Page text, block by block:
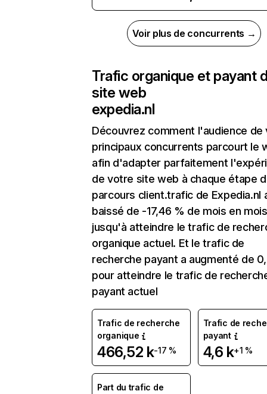
Voir plus de concurrents →
Trafic organique et payant
site web
expedia.nl
Découvrez comment l'audience de
principaux concurrents parcourt le
afin d'adapter parfaitement
de votre site web à chaque étape
parcours client.trafic de Expedia.nl
baissé de -17,46 % de mois en mois
jusqu'à atteindre le trafic de
organique actuel. Et le trafic de
recherche payant a augmenté de
pour atteindre le trafic de
payant actuel
Trafic de recherche
organique
466,52 k-17 %
Trafic de
payant
4,6 k+1 %
Part du trafic de